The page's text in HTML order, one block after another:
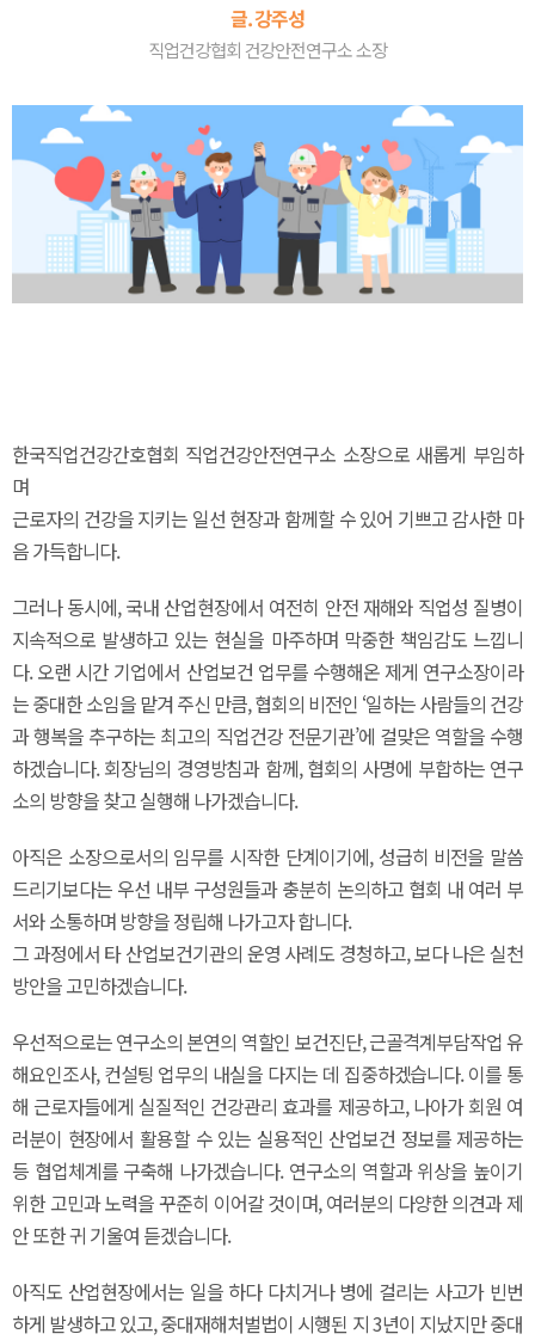
글. 강주성
직업건강협회 건강안전연구소 소장
한국직업건강간호협회 직업건강안전연구소 소장으로 새롭게 부임하
며
근로자의 건강을 지키는 일선 현장과 함께할 수 있어 기쁘고 감사한 마
음 가득합니다.
그러나 동시에, 국내 산업현장에서 여전히 안전 재해와 직업성 질병이
지속적으로 발생하고 있는 현실을 마주하며 막중한 책임감도 느낍니
다. 오랜 시간 기업에서 산업보건 업무를 수행해온 제게 연구소장이라
는 중대한 소임을 맡겨 주신 만큼, 협회의 비전인 ‘일하는 사람들의 건강
과 행복을 추구하는 최고의 직업건강 전문기관’에 걸맞은 역할을 수행
하겠습니다. 회장님의 경영방침과 함께, 협회의 사명에 부합하는 연구
소의 방향을 찾고 실행해 나가겠습니다.
아직은 소장으로서의 임무를 시작한 단계이기에, 성급히 비전을 말씀
드리기보다는 우선 내부 구성원들과 충분히 논의하고 협회 내 여러 부
서와 소통하며 방향을 정립해 나가고자 합니다.
그 과정에서 타 산업보건기관의 운영 사례도 경청하고, 보다 나은 실천
방안을 고민하겠습니다.
우선적으로는 연구소의 본연의 역할인 보건진단, 근골격계부담작업 유
해요인조사, 컨설팅 업무의 내실을 다지는 데 집중하겠습니다. 이를 통
해 근로자들에게 실질적인 건강관리 효과를 제공하고, 나아가 회원 여
러분이 현장에서 활용할 수 있는 실용적인 산업보건 정보를 제공하는
등 협업체계를 구축해 나가겠습니다. 연구소의 역할과 위상을 높이기
위한 고민과 노력을 꾸준히 이어갈 것이며, 여러분의 다양한 의견과 제
안 또한 귀 기울여 듣겠습니다.
아직도 산업현장에서는 일을 하다 다치거나 병에 걸리는 사고가 빈번
하게 발생하고 있고, 중대재해처벌법이 시행된 지 3년이 지났지만 중대